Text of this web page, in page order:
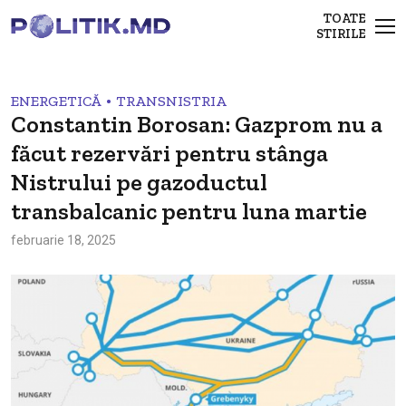
TOATE
STIRILE
ENERGETICĂ • TRANSNISTRIA
Constantin Borosan: Gazprom nu a
făcut rezervări pentru stânga
Nistrului pe gazoductul
transbalcanic pentru luna martie
februarie 18, 2025